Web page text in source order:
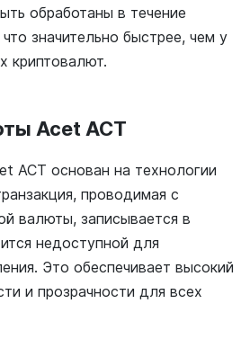
обработаны в течение
значительно быстрее, чем у
криптовалют.
Acet ACT
ACT основан на технологии
проводимая с
валюты, записывается в
недоступной для
Это обеспечивает высокий
и прозрачности для всех